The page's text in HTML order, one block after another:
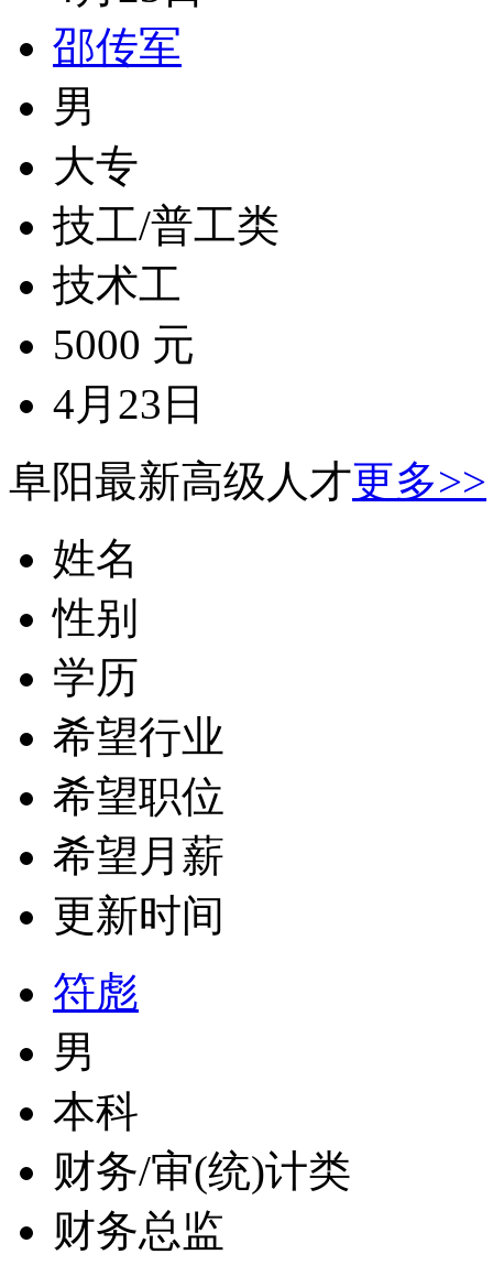
邵传军
男
大专
技工/普工类
技术工
5000 元
4月23日
阜阳最新高级人才更多>>
姓名
性别
学历
希望行业
希望职位
希望月薪
更新时间
符彪
男
本科
财务/审(统)计类
财务总监